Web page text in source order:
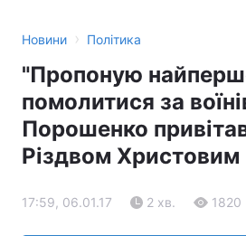
Новини › Політика
"Пропоную
помолитися за
Порошенко
Різдвом Христовим
17:59, 06.01.17 2 хв. 1820